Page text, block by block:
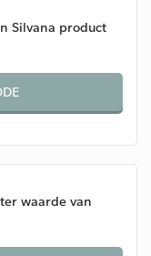
Silvana product
waarde van